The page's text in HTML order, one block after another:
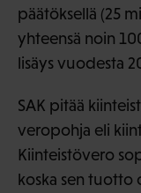
päätöksellä (25
yhteensä noin
lisäys vuodesta
SAK pitää
veropohja eli
Kiinteistövero
koska sen tuotto